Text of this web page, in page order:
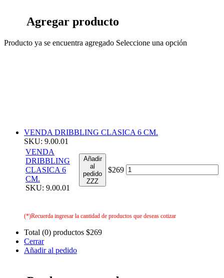
Agregar producto
Producto ya se encuentra agregado Seleccione una opción
VENDA DRIBBLING CLASICA 6 CM.
SKU: 9.00.01
VENDA
DRIBBLING
CLASICA 6
CM.
SKU: 9.00.01
Añadir
al
pedido
ZZZ
$269
(*)Recuerda ingresar la cantidad de productos que deseas cotizar
Total (0) productos $269
Cerrar
Añadir al pedido